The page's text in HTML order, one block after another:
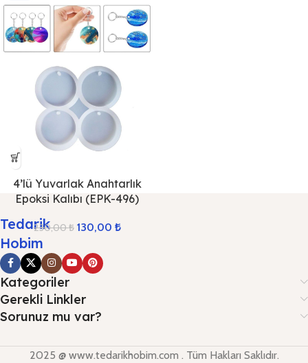
4’lü Yuvarlak Anahtarlık
Epoksi Kalıbı (EPK-496)
230,00₺ 130,00 ₺
Tedarik
Hobim
Kategoriler
Gerekli Linkler
Sorunuz mu var?
2025 @ www.tedarikhobim.com . Tüm Hakları Saklıdır.